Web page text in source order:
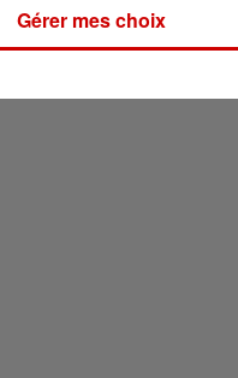
Gérer mes choix